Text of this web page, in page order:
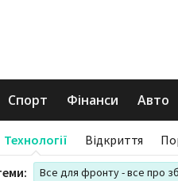
Спорт Фінанси Авто
Технології Відкриття
Все для фронту - все про